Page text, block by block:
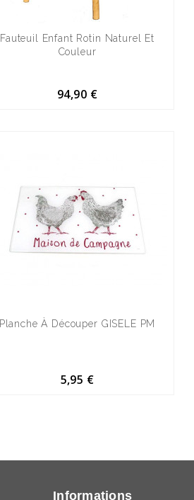
Fauteuil Enfant Rotin Naturel Et
Couleur
94,90 €
Planche À Découper GISELE PM
5,95 €
Informations